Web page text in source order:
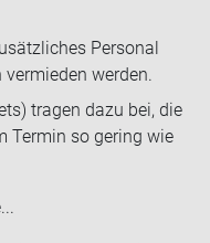
Personal
werden.
tragen dazu bei, die
Termin so gering wie